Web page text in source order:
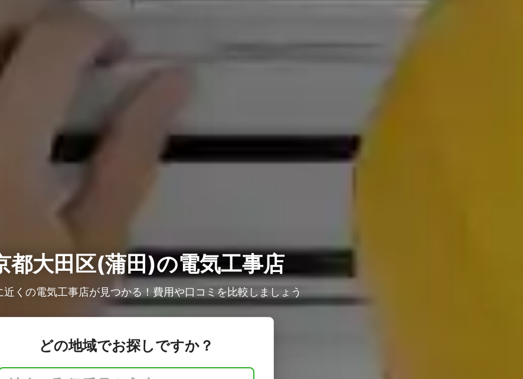
都大田区(蒲田)の電気工事店
近くの電気工事店が見つかる！費用や口コミを比較しましょう
どの地域でお探しですか？